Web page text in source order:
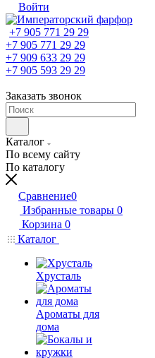
Войти
+7 905 771 29 29
+7 905 771 29 29
+7 909 633 29 29
+7 905 593 29 29
Заказать звонок
Каталог
По всему сайту
По каталогу
Сравнение0
Избранные товары 0
Корзина 0
Каталог
Хрусталь
Ароматы для
дома